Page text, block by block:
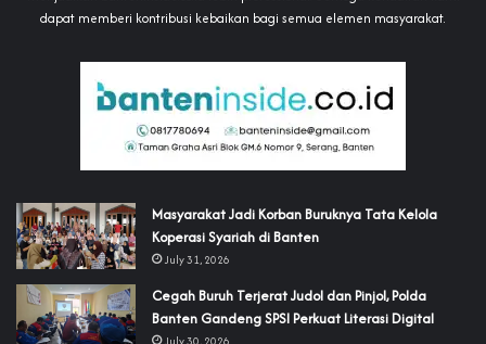
dapat memberi kontribusi kebaikan bagi semua elemen masyarakat.
‎Masyarakat Jadi Korban Buruknya Tata Kelola
Koperasi Syariah di Banten
July 31, 2026
Cegah Buruh Terjerat Judol dan Pinjol, Polda
Banten Gandeng SPSI Perkuat Literasi Digital